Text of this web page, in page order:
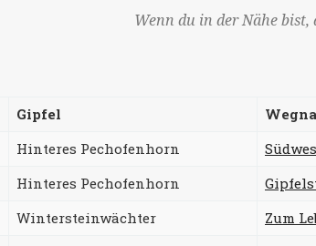
Wenn du in der Nähe bist,
Gipfel
Hinteres Pechofenhorn
Hinteres Pechofenhorn
Wintersteinwächter Zum